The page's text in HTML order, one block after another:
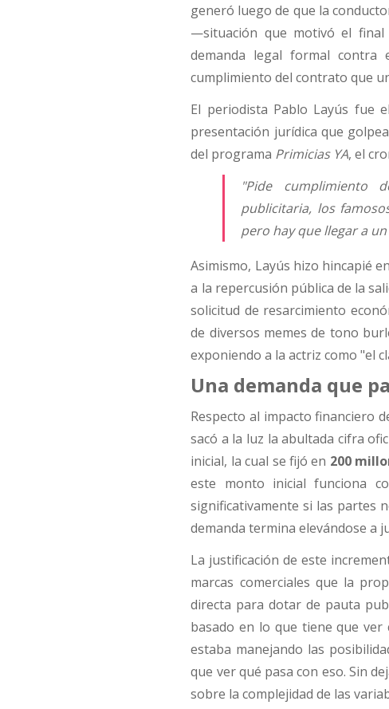
generó luego de que la
—situación que motivó el
demanda legal formal contra
cumplimiento del contrato que
El periodista Pablo Layús fue
presentación jurídica que
del programa Primicias YA, el
"Pide cumplimiento
publicitaria, los
pero hay que llegar a
Asimismo, Layús hizo hincapié
a la repercusión pública de la
solicitud de resarcimiento
de diversos memes de tono
exponiendo a la actriz como "el
Una demanda que
Respecto al impacto financiero
sacó a la luz la abultada cifra
inicial, la cual se fijó en 200
este monto inicial funciona
significativamente si las partes
demanda termina elevándose a
La justificación de este
marcas comerciales que la
directa para dotar de pauta
basado en lo que tiene que ver
estaba manejando las
que ver qué pasa con eso. Sin
sobre la complejidad de las